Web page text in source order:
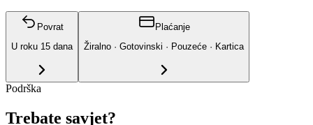
Povrat
U roku 15 dana
Plaćanje
Žiralno · Gotovinski · Pouzeće · Kartica
Podrška
Trebate savjet?